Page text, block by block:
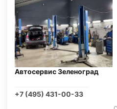
Автосервис Зеленоград
+7 (495) 431-00-33